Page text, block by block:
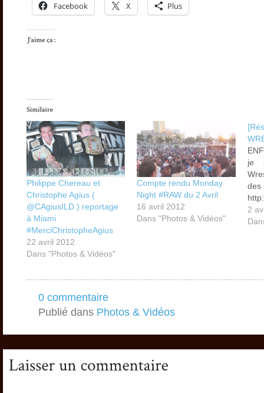
Facebook X Plus
Philippe Chereau et
Christophe Agius (
@CAgiusILD ) reportage
à Miami
#MerciChristopheAgius
22 avril 2012
Dans "Photos & Vidéos"
Compte rendu Monday
Night #RAW du 2 Avril
16 avril 2012
Dans "Photos & Vidéos"
je
des
2
0 commentaire
Publié dans Photos & Vidéos